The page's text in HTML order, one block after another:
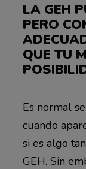
LA GEH
PERO
QUE TU
Es normal
cuando
si es algo
GEH. Sin